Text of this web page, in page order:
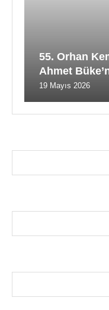
55. Orhan
Ahmet
19 Mayıs 2026